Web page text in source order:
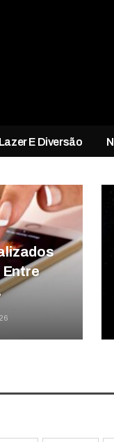
Lazer E Diversão
Entre